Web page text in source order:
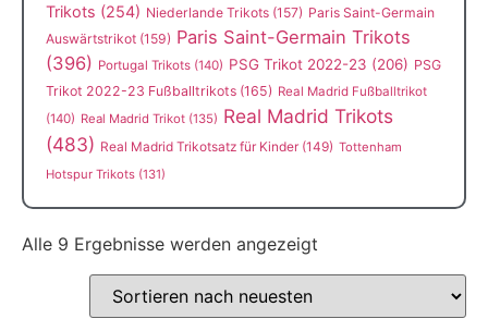
Trikots (254) Niederlande Trikots (157) Paris Saint-Germain
Auswärtstrikot (159) Paris Saint-Germain Trikots
(396) Portugal Trikots (140) PSG Trikot 2022-23 (206) PSG
Trikot 2022-23 Fußballtrikots (165) Real Madrid Fußballtrikot
(140) Real Madrid Trikot (135) Real Madrid Trikots
(483) Real Madrid Trikotsatz für Kinder (149) Tottenham
Hotspur Trikots (131)
Alle 9 Ergebnisse werden angezeigt